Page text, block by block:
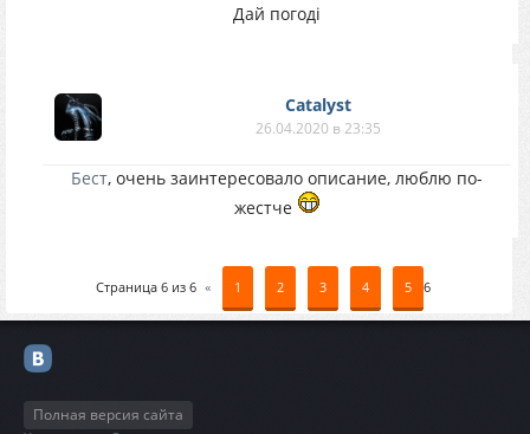
Дай погодi
Catalyst
26.04.2020 в 23:35
Бест, очень заинтересовало описание, люблю по-
жестче
Страница 6 из 6 « 1 2 3 4 5 6
Полная версия сайта